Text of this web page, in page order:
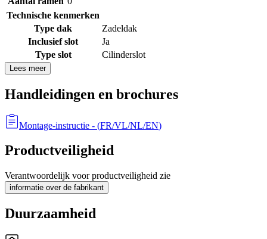
Technische kenmerken
Type dak
Zadeldak
Inclusief slot
Ja
Type slot
Cilinderslot
Lees meer
Handleidingen en brochures
Montage-instructie - (FR/VL/NL/EN)
Productveiligheid
Verantwoordelijk voor productveiligheid zie
informatie over de fabrikant
Duurzaamheid